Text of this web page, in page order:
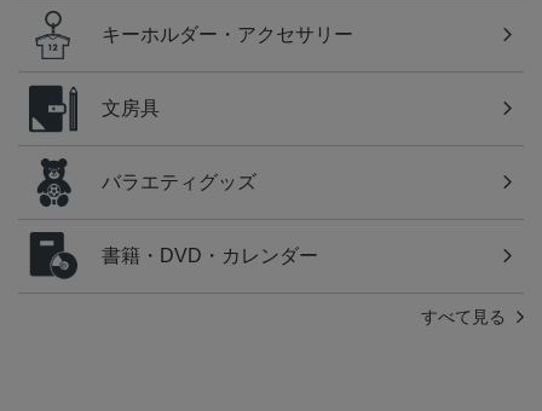
キーホルダー・アクセサリー
文房具
バラエティグッズ
書籍・DVD・カレンダー
すべて見る